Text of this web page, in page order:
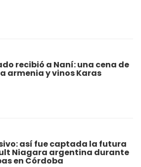
recibió a Naní: una cena de
armenia y vinos Karas
así fue captada la futura
Niagara argentina durante
en Córdoba